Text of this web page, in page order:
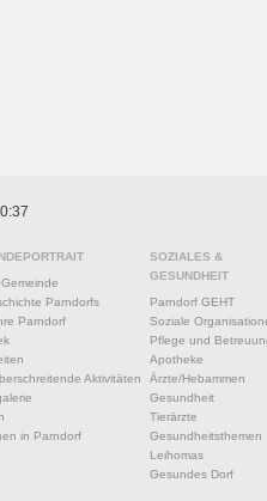
Parndorfs
Parndorf
Aktivitäten
in Parndorf
SOZIALES &
GESUNDHEIT
Parndorf GEHT
Soziale
Pflege und
Apotheke
Ärzte/Hebammen
Gesundheit
Tierärzte
Gesundheitsthemen
Leihomas
Gesundes Dorf